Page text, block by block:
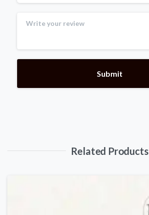
Related Products